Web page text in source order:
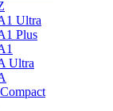
Ultra
Plus
Ultra